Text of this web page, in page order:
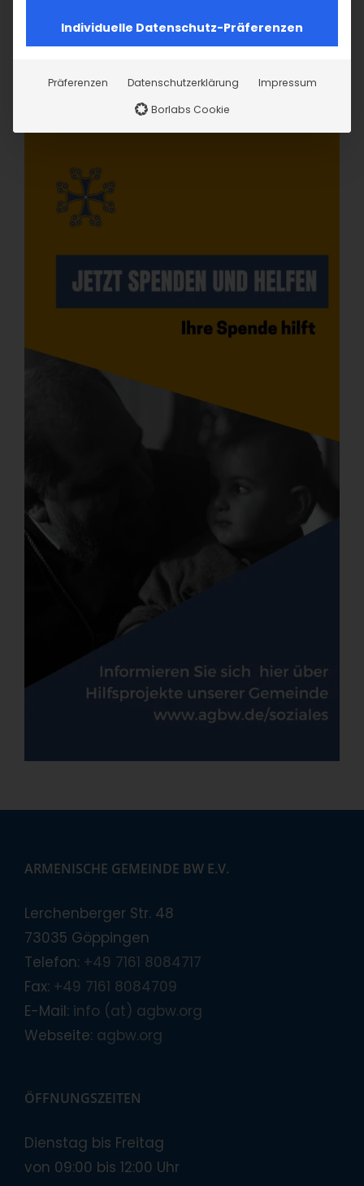
ARMENISCHE GEMEINDE BW E.V.
Lerchenberger Str. 48
73035 Göppingen
Telefon: +49 7161 8084717
Fax: +49 7161 8084709
E-Mail: info (at) agbw.org
Webseite: agbw.org
ÖFFNUNGSZEITEN
Dienstag bis Freitag
von 09:00 bis 12:00 Uhr
Individuelle Datenschutz-Präferenzen
Präferenzen Datenschutzerklärung
Impressum
Borlabs Cookie